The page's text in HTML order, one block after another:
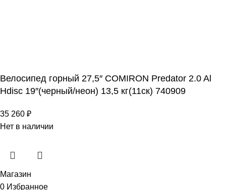
Велосипед горный 27,5″ COMIRON Predator 2.0 Al
Hdisc 19″(черный/неон) 13,5 кг(11ск) 740909
35 260 ₽
Нет в наличии
Магазин
0 Избранное